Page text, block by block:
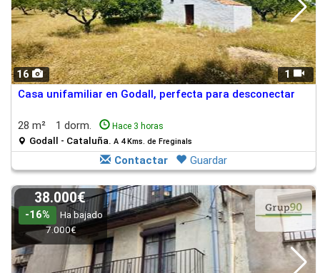
16 1
Casa unifamiliar en Godall, perfecta para desconectar
28 m² 1 dorm. Hace 3 horas
Godall - Cataluña. A 4 Kms. de Freginals
Contactar Guardar
38.000€
-16%
Ha bajado
7.000€